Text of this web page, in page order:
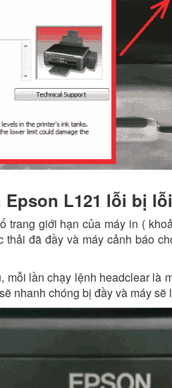
L121 lỗi bị
trang giới hạn của máy in (
đã đầy và máy cảnh báo
mỗi lần chạy lệnh headclear là
nhanh chóng bị đầy và máy sẽ